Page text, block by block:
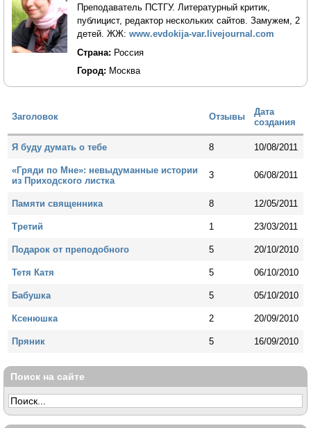
Преподаватель ПСТГУ. Литературный критик,
публицист, редактор нескольких сайтов. Замужем, 2
детей. ЖЖ: www.evdokija-var.livejournal.com
Страна: Россия
Город: Москва
Заголовок Отзывы
Дата
создания
Я буду думать о тебе 8 10/08/2011
«Гряди по Мне»: невыдуманные истории
из Приходского листка
3 06/08/2011
Памяти священника 8 12/05/2011
Третий 1 23/03/2011
Подарок от преподобного 5 20/10/2010
Тетя Катя 5 06/10/2010
Бабушка 5 05/10/2010
Ксенюшка 2 20/09/2010
Пряник 5 16/09/2010
Поиск на сайте